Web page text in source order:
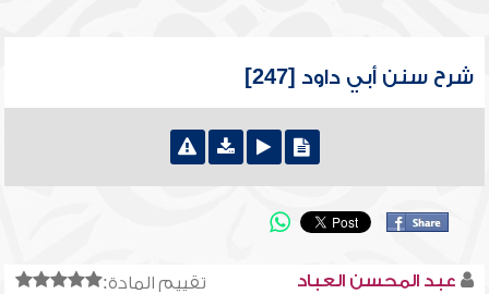
شرح سنن أبي داود [247]
تقييم المادة: عبد المحسن العباد